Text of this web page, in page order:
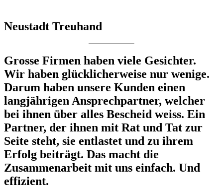
Neustadt Treuhand
Grosse Firmen haben viele Gesichter.
Wir haben glücklicherweise nur wenige.
Darum haben unsere Kunden einen
langjährigen Ansprech­partner, welcher
bei ihnen über alles Bescheid weiss. Ein
Partner, der ihnen mit Rat und Tat zur
Seite steht, sie entlastet und zu ihrem
Erfolg beiträgt. Das macht die
Zusammenarbeit mit uns einfach. Und
effizient.